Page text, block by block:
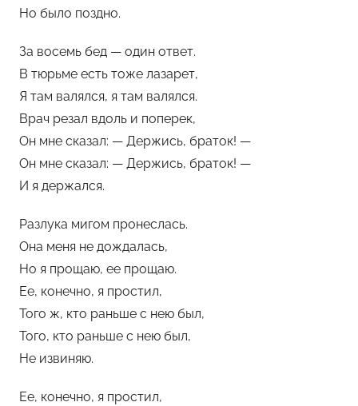
Но было поздно.
За восемь бед — один ответ.
В тюрьме есть тоже лазарет,
Я там валялся, я там валялся.
Врач резал вдоль и поперек,
Он мне сказал: — Держись, браток! —
Он мне сказал: — Держись, браток! —
И я держался.
Разлука мигом пронеслась.
Она меня не дождалась,
Но я прощаю, ее прощаю.
Ее, конечно, я простил,
Того ж, кто раньше с нею был,
Того, кто раньше с нею был,
Не извиняю.
Ее, конечно, я простил,